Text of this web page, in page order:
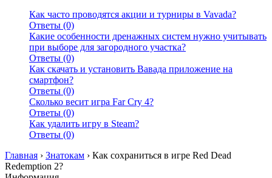
Как часто проводятся акции и турниры в Vavada?
Ответы (0)
Какие особенности дренажных систем нужно учитывать
при выборе для загородного участка?
Ответы (0)
Как скачать и установить Вавада приложение на
смартфон?
Ответы (0)
Сколько весит игра Far Cry 4?
Ответы (0)
Как удалить игру в Steam?
Ответы (0)
Главная › Знатокам › Как сохраниться в игре Red Dead
Redemption 2?